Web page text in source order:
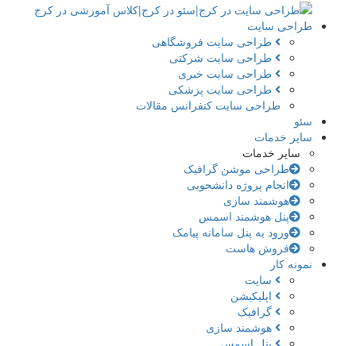
طراحی سایت
طراحی سایت فروشگاهی
طراحی سایت شرکتی
طراحی سایت خبری
طراحی سایت پزشکی
طراحی سایت کنفرانس مقالات
سئو
سایر خدمات
سایر خدمات
طراحی موشن گرافیک
انجام پروژه دانشجویی
هوشمند سازی
پنل هوشمند اسمس
ورود به پنل سامانه پیامک
فروش هاست
نمونه کار
سایت
اپلیکیشن
گرافیک
هوشمند سازی